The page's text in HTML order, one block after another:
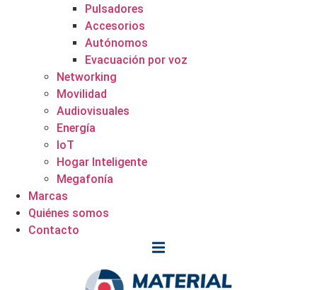
Pulsadores
Accesorios
Autónomos
Evacuación por voz
Networking
Movilidad
Audiovisuales
Energía
IoT
Hogar Inteligente
Megafonía
Marcas
Quiénes somos
Contacto